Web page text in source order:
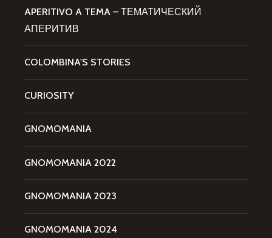
APERITIVO A TEMA – ТЕМАТИЧЕСКИЙ
АПЕРИТИВ
COLOMBINA'S STORIES
CURIOSITY
GNOMOMANIA
GNOMOMANIA 2022
GNOMOMANIA 2023
GNOMOMANIA 2024